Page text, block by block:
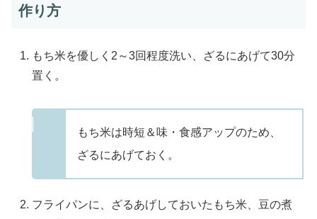
作り方
もち米を優しく2～3回程度洗い、ざるにあげて30分
置く。
もち米は時短＆味・食感アップのため、
ざるにあげておく。
フライパンに、ざるあげしておいたもち米、豆の煮